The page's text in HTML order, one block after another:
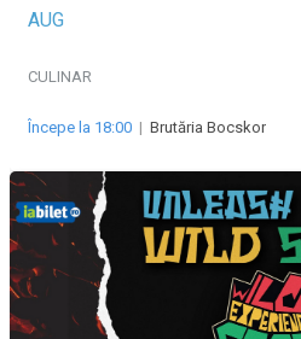
AUG
CULINAR
Începe la 18:00 | Brutăria Bocskor